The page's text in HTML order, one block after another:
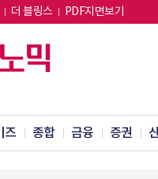
더 블링스 PDF지면보기
즈 종합 금융 증권